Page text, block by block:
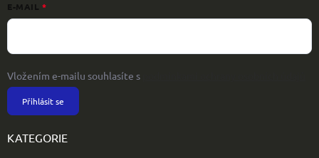
E-MAIL
Vložením e-mailu souhlasíte s
Přihlásit se
KATEGORIE